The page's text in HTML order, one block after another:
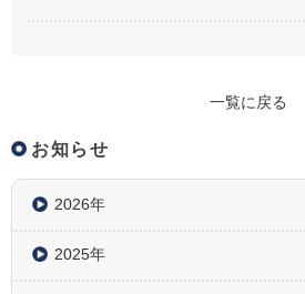
一覧に戻る
お知らせ
2026年
2025年